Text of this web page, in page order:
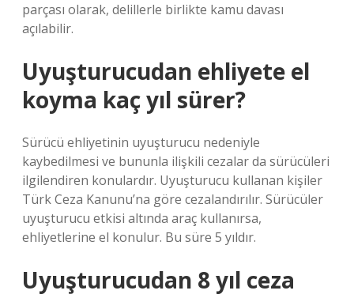
parçası olarak, delillerle birlikte kamu davası
açılabilir.
Uyuşturucudan ehliyete el
koyma kaç yıl sürer?
Sürücü ehliyetinin uyuşturucu nedeniyle
kaybedilmesi ve bununla ilişkili cezalar da sürücüleri
ilgilendiren konulardır. Uyuşturucu kullanan kişiler
Türk Ceza Kanunu’na göre cezalandırılır. Sürücüler
uyuşturucu etkisi altında araç kullanırsa,
ehliyetlerine el konulur. Bu süre 5 yıldır.
Uyuşturucudan 8 yıl ceza